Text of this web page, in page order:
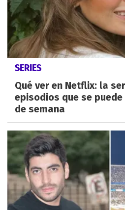
SERIES
Qué ver en Netflix: la
episodios que se
de semana